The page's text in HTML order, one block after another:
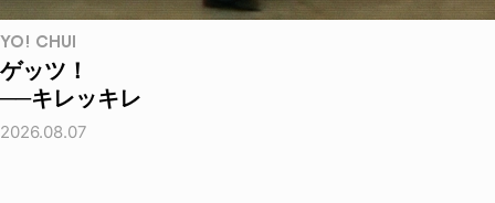
YO! CHUI
ゲッツ！
──キレッキレ
2026.08.07